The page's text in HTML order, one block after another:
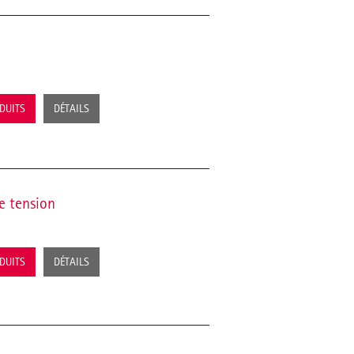
DÉTAILS
tension
DÉTAILS